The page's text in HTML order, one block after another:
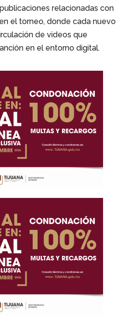
relacionadas con
el torneo, donde cada nuevo
de videos que
en el entorno digital.